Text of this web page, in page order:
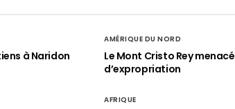
à Naridon
AMÉRIQUE DU NORD
Le Mont Cristo Rey menacé
d’expropriation
AFRIQUE